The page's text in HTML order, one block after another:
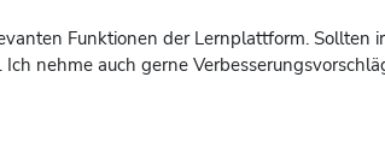
Funktionen der Lernplattform. Sollten
Ich nehme auch gerne